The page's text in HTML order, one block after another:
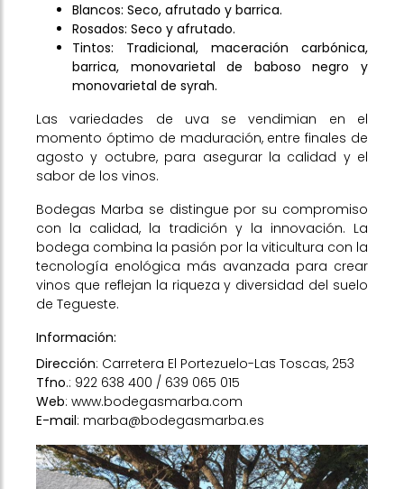
Blancos: Seco, afrutado y barrica.
Rosados: Seco y afrutado.
Tintos: Tradicional, maceración carbónica,
barrica, monovarietal de baboso negro y
monovarietal de syrah.
Las variedades de uva se vendimian en el
momento óptimo de maduración, entre finales de
agosto y octubre, para asegurar la calidad y el
sabor de los vinos.
Bodegas Marba se distingue por su compromiso
con la calidad, la tradición y la innovación. La
bodega combina la pasión por la viticultura con la
tecnología enológica más avanzada para crear
vinos que reflejan la riqueza y diversidad del suelo
de Tegueste.
Información:
Dirección: Carretera El Portezuelo-Las Toscas, 253
Tfno.: 922 638 400 / 639 065 015
Web: www.bodegasmarba.com
E-mail: marba@bodegasmarba.es